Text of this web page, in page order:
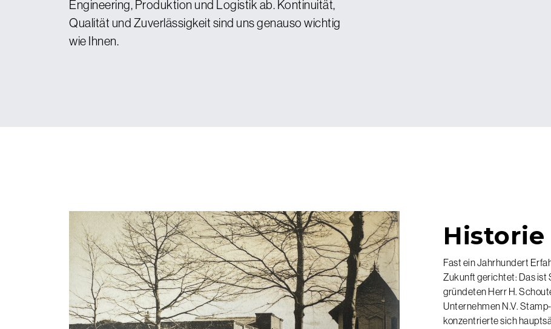
Engineering, Produktion und Logistik ab. Kontinuität,
Qualität und Zuverlässigkeit sind uns genauso wichtig
wie Ihnen.
Historie
Fast ein Jahrhundert
Zukunft gerichtet: Das ist
gründeten Herr H.
Unternehmen N.V.
konzentrierte sich